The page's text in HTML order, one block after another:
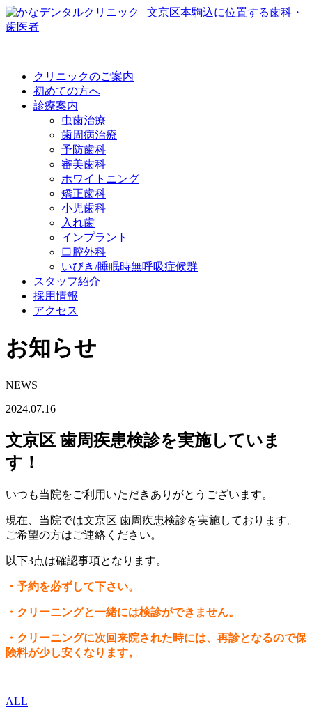
クリニックのご案内
初めての方へ
診療案内
虫歯治療
歯周病治療
予防歯科
審美歯科
ホワイトニング
矯正歯科
小児歯科
入れ歯
インプラント
口腔外科
いびき/睡眠時無呼吸症候群
スタッフ紹介
採用情報
アクセス
お知らせ
NEWS
2024.07.16
文京区 歯周疾患検診を実施していま
す！
いつも当院をご利用いただきありがとうございます。
現在、当院では文京区 歯周疾患検診を実施しております。
ご希望の方はご連絡ください。
以下3点は確認事項となります。
・予約を必ずして下さい。
・クリーニングと一緒には検診ができません。
・クリーニングに次回来院された時には、再診となるので保
険料が少し安くなります。
ALL